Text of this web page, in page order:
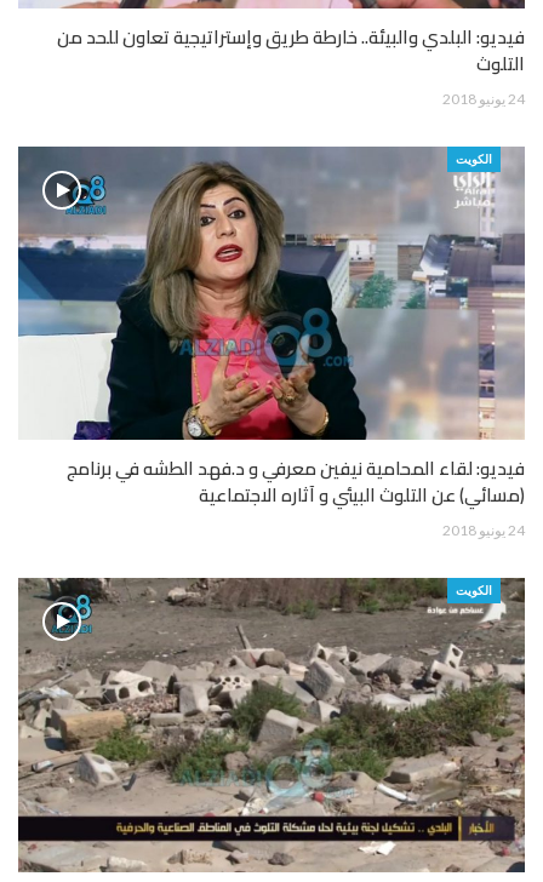
فيديو: البلدي والبيئة.. خارطة طريق وإستراتيجية تعاون للحد من
التلوث
24 يونيو 2018
الكويت
فيديو: لقاء المحامية نيفين معرفي و د.فهد الطشه في برنامج
(مسائي) عن التلوث البيئي و آثاره الاجتماعية
24 يونيو 2018
الكويت